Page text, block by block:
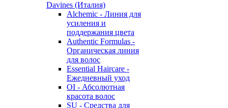
Davines (Италия)
Alchemic - Линия для
усиления и
поддержания цвета
Authentic Formulas -
Органическая линия
для волос
Essential Haircare -
Eжедневный уход
OI - Абсолютная
красота волос
SU - Средства для